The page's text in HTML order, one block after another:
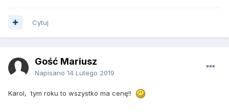
Cytuj
Gość Mariusz
Napisano 14 Lutego 2019
Karol, tym roku to wszystko ma cenę!!